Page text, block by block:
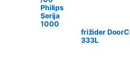
Philips
Serija
1000
frižider
333L